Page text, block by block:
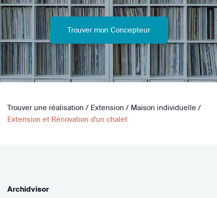
Trouver mon Concepteur
Trouver une réalisation / Extension / Maison individuelle /
Extension et Rénovation d'un chalet
Archidvisor